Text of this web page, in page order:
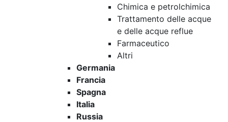
Chimica e petrolchimica
Trattamento delle acque
e delle acque reflue
Farmaceutico
Altri
Germania
Francia
Spagna
Italia
Russia